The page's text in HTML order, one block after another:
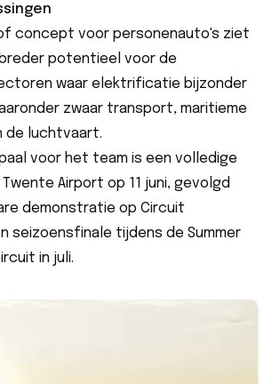
concept voor personenauto's ziet
breder potentieel voor de
waar elektrificatie bijzonder
zwaar transport, maritieme
de luchtvaart.
voor het team is een volledige
Airport op 11 juni, gevolgd
demonstratie op Circuit
seizoensfinale tijdens de Summer
in juli.